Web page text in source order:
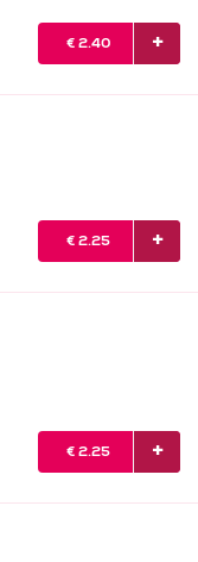
€ 2.40
€ 2.25
€ 2.25